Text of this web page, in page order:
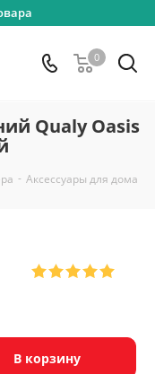
0
Qualy Oasis
- Аксессуары для дома
В корзину